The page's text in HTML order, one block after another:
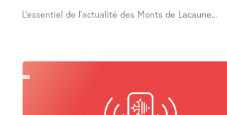
L’essentiel de l’actualité des Monts de Lacaune...